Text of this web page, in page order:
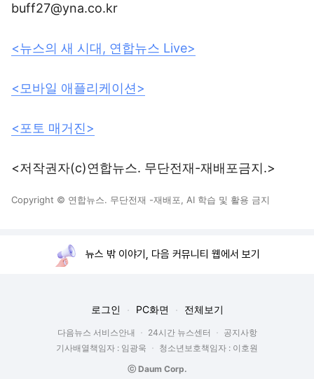
buff27@yna.co.kr
<뉴스의 새 시대, 연합뉴스 Live>
<모바일 애플리케이션>
<포토 매거진>
<저작권자(c)연합뉴스. 무단전재-재배포금지.>
Copyright © 연합뉴스. 무단전재 -재배포, AI 학습 및 활용 금지
뉴스 밖 이야기, 다음 커뮤니티 웹에서 보기
로그인 PC화면 전체보기
다음뉴스 서비스안내 24시간 뉴스센터
공지사항
기사배열책임자 : 임광욱
청소년보호책임자 : 이호원
ⓒ Daum Corp.